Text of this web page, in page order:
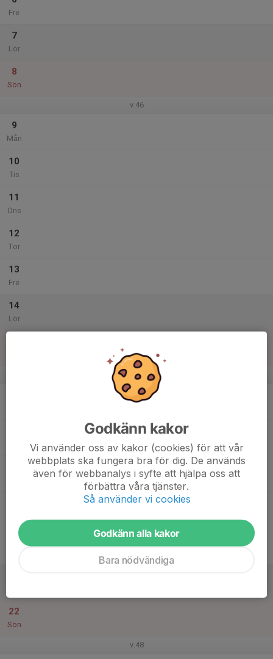
Fre
7
Lör
8
Sön
v.46
9
Mån
10
Tis
11
Ons
12
Tor
13
Fre
14
Lör
v.47
20
22
Sön
v.48
Godkänn kakor
Vi använder oss av kakor (cookies) för att vår
webbplats ska fungera bra för dig. De används
även för webbanalys i syfte att hjälpa oss att
förbättra våra tjänster.
Så använder vi cookies
Godkänn alla kakor
Bara nödvändiga